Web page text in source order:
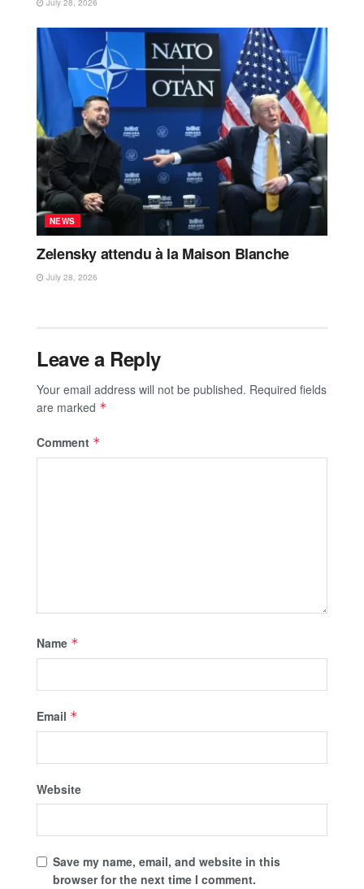
July 28, 2026
NEWS
Zelensky attendu à la Maison Blanche
July 28, 2026
Leave a Reply
Your email address will not be published. Required fields
are marked *
Comment *
Name *
Email *
Website
Save my name, email, and website in this
browser for the next time I comment.